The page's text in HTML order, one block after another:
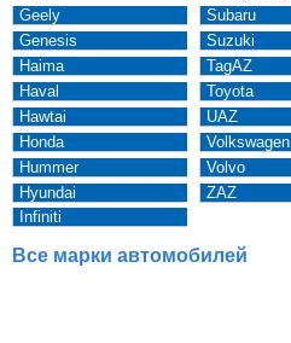
Geely
Genesis
Haima
Haval
Hawtai
Honda
Hummer
Hyundai
Infiniti
Subaru
Suzuki
TagAZ
Toyota
UAZ
Volkswagen
Volvo
ZAZ
Все марки автомобилей